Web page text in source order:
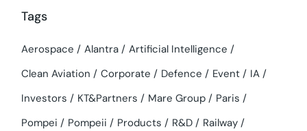
Tags
Aerospace Alantra
Artificial Intelligence
Clean Aviation
Corporate Defence Event
IA
Investors
KT&Partners Mare Group
Paris
Pompei
Pompeii Products R&D
Railway